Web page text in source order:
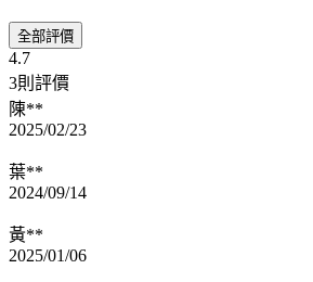
全部評價
4.7
3則評價
陳**
2025/02/23
葉**
2024/09/14
黃**
2025/01/06